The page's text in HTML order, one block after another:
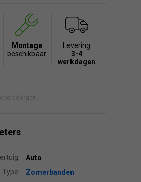
Montage
beschikbaar
Levering
3-4
werkdagen
Auto
Type:
Zomerbanden